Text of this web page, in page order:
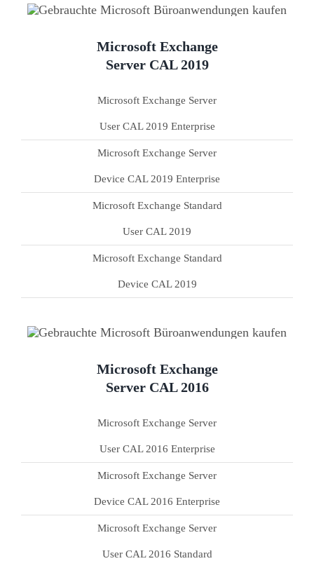
Microsoft Exchange
Server CAL 2019
Microsoft Exchange Server
User CAL 2019 Enterprise
Microsoft Exchange Server
Device CAL 2019 Enterprise
Microsoft Exchange Standard
User CAL 2019
Microsoft Exchange Standard
Device CAL 2019
Microsoft Exchange
Server CAL 2016
Microsoft Exchange Server
User CAL 2016 Enterprise
Microsoft Exchange Server
Device CAL 2016 Enterprise
Microsoft Exchange Server
User CAL 2016 Standard